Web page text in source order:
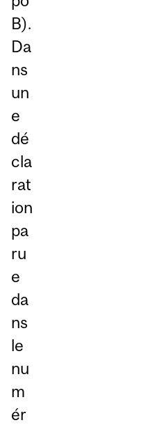
B).
Da
ns
un
e
dé
cla
rat
ion
pa
ru
e
da
ns
le
nu
m
ér